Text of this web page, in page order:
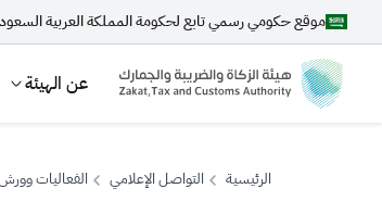
موقع حكومي رسمي تابع لحكومة المملكة العربية
عن الهيئة
الرئيسية التواصل الإعلامي الفعاليات